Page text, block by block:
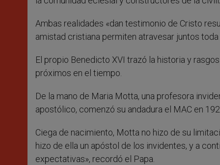
Ambas realidades «dan testimonio de Cristo
amistad cristiana permiten atravesar juntos
El propio Benedicto XVI trazó la historia y
próximos en el tiempo.
De la mano de Maria Motta, una profesora
apostólico, comenzó su andadura el MAC en
Ciega de nacimiento, Motta no hizo de su
hizo de ella un apóstol de los invidentes, y a
expectativas», recordó el Papa.